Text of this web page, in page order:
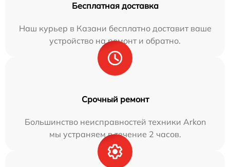
Бесплатная доставка
Наш курьер в Казани бесплатно доставит ваше
устройство на ремонт и обратно.
Срочный ремонт
Большинство неисправностей техники Arkon
мы устраняем в течение 2 часов.